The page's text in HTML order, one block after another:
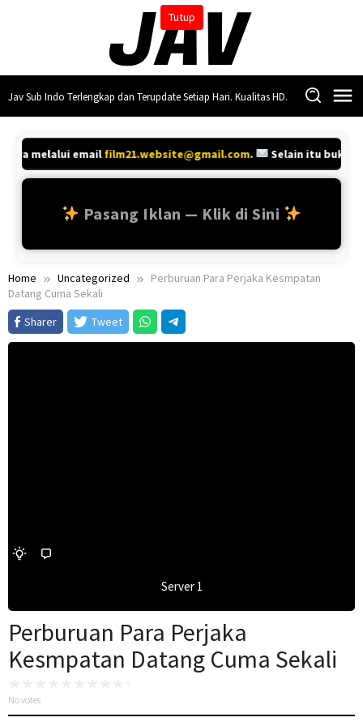
Tutup
Jav Sub Indo Terlengkap dan Terupdate Setiap Hari. Kualitas HD.
melalui emailfilm21.website@gmail.com. Selain itu bukan
Pasang Iklan — Klik di Sini
Home Uncategorized
Perburuan Para Perjaka Kesmpatan
Datang Cuma Sekali
Sharer
Tweet
Server 1
Perburuan Para Perjaka
Kesmpatan Datang Cuma Sekali
No votes